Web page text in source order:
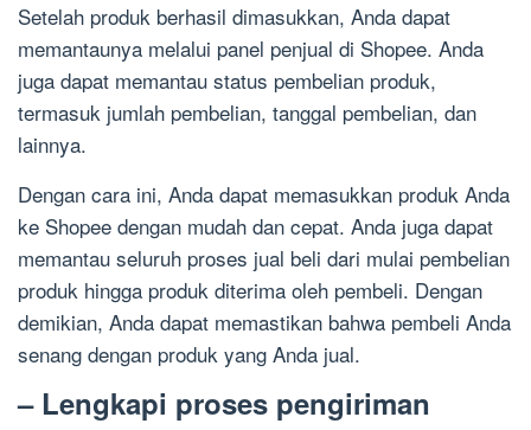
Setelah produk berhasil dimasukkan, Anda dapat
memantaunya melalui panel penjual di Shopee. Anda
juga dapat memantau status pembelian produk,
termasuk jumlah pembelian, tanggal pembelian, dan
lainnya.
Dengan cara ini, Anda dapat memasukkan produk Anda
ke Shopee dengan mudah dan cepat. Anda juga dapat
memantau seluruh proses jual beli dari mulai pembelian
produk hingga produk diterima oleh pembeli. Dengan
demikian, Anda dapat memastikan bahwa pembeli Anda
senang dengan produk yang Anda jual.
– Lengkapi proses pengiriman